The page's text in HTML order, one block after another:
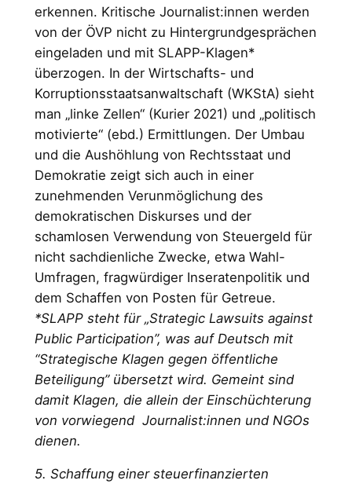
erkennen. Kritische Journalist:innen werden
von der ÖVP nicht zu Hintergrundgesprächen
eingeladen und mit SLAPP-Klagen*
überzogen. In der Wirtschafts- und
Korruptionsstaatsanwaltschaft (WKStA) sieht
man „linke Zellen“ (Kurier 2021) und „politisch
motivierte“ (ebd.) Ermittlungen. Der Umbau
und die Aushöhlung von Rechtsstaat und
Demokratie zeigt sich auch in einer
zunehmenden Verunmöglichung des
demokratischen Diskurses und der
schamlosen Verwendung von Steuergeld für
nicht sachdienliche Zwecke, etwa Wahl-
Umfragen, fragwürdiger Inseratenpolitik und
dem Schaffen von Posten für Getreue.
*SLAPP steht für „Strategic Lawsuits against
Public Participation”, was auf Deutsch mit
“Strategische Klagen gegen öffentliche
Beteiligung” übersetzt wird. Gemeint sind
damit Klagen, die allein der Einschüchterung
von vorwiegend Journalist:innen und NGOs
dienen.
5. Schaffung einer steuerfinanzierten